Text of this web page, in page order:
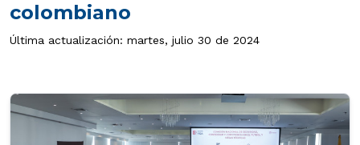
colombiano
Última actualización: martes, julio 30 de 2024